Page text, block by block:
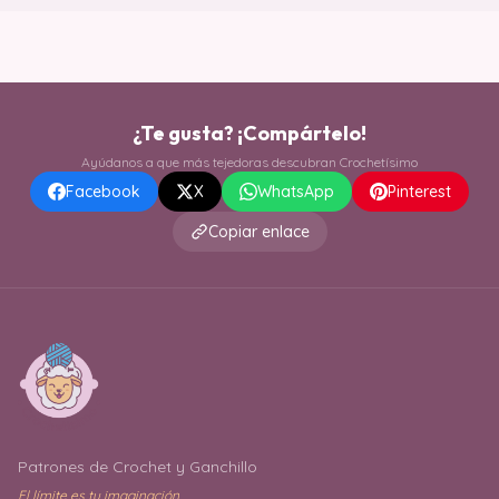
¿Te gusta? ¡Compártelo!
Ayúdanos a que más tejedoras descubran Crochetísimo
Facebook X WhatsApp
Pinterest
Copiar enlace
Patrones de Crochet y Ganchillo
El límite es tu imaginación